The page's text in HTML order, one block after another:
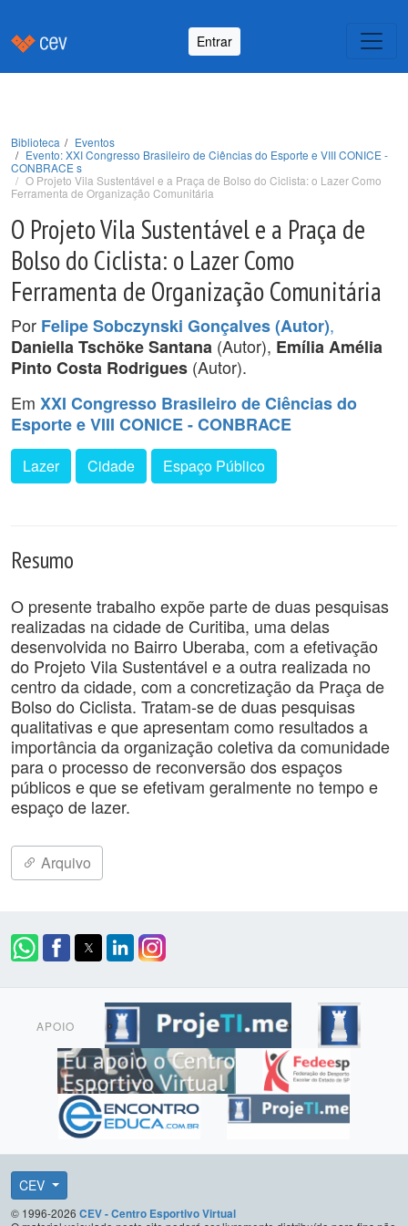
Entrar
Biblioteca
Eventos
Evento: XXI Congresso Brasileiro de Ciências do Esporte e VIII CONICE -
CONBRACE s
O Projeto Vila Sustentável e a Praça de Bolso do Ciclista: o Lazer Como
Ferramenta de Organização Comunitária
O Projeto Vila Sustentável e a Praça de
Bolso do Ciclista: o Lazer Como
Ferramenta de Organização Comunitária
Por Felipe Sobczynski Gonçalves (Autor),
Daniella Tschöke Santana (Autor), Emília Amélia
Pinto Costa Rodrigues (Autor).
Em XXI Congresso Brasileiro de Ciências do
Esporte e VIII CONICE - CONBRACE
Lazer Cidade Espaço Público
Resumo
O presente trabalho expõe parte de duas pesquisas
realizadas na cidade de Curitiba, uma delas
desenvolvida no Bairro Uberaba, com a efetivação
do Projeto Vila Sustentável e a outra realizada no
centro da cidade, com a concretização da Praça de
Bolso do Ciclista. Tratam-se de duas pesquisas
qualitativas e que apresentam como resultados a
importância da organização coletiva da comunidade
para o processo de reconversão dos espaços
públicos e que se efetivam geralmente no tempo e
espaço de lazer.
Arquivo
APOIO
CEV
© 1996-2026 CEV - Centro Esportivo Virtual